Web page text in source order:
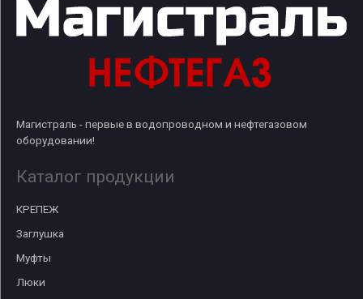
Магистраль - первые в водопроводном и нефтегазовом
оборудовании!
Каталог продукции
КРЕПЕЖ
Заглушка
Муфты
Люки